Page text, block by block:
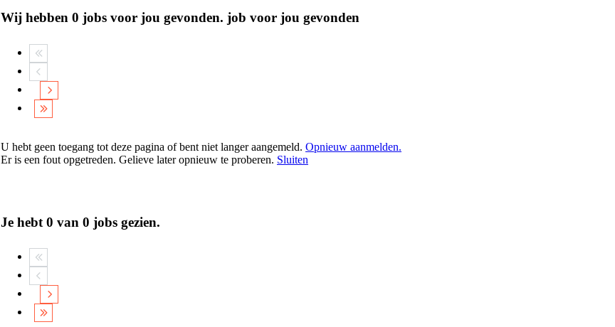
Wij hebben 0 jobs voor jou gevonden. job voor jou gevonden
U hebt geen toegang tot deze pagina of bent niet langer aangemeld. Opnieuw aanmelden.
Er is een fout opgetreden. Gelieve later opnieuw te proberen. Sluiten
Je hebt 0 van 0 jobs gezien.